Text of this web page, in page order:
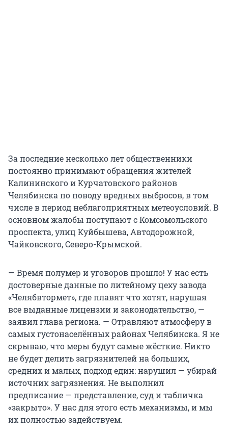
За последние несколько лет общественники
постоянно принимают обращения жителей
Калининского и Курчатовского районов
Челябинска по поводу вредных выбросов, в том
числе в период неблагоприятных метеоусловий. В
основном жалобы поступают с Комсомольского
проспекта, улиц Куйбышева, Автодорожной,
Чайковского, Северо-Крымской.
— Время полумер и уговоров прошло! У нас есть
достоверные данные по литейному цеху завода
«Челябвтормет», где плавят что хотят, нарушая
все выданные лицензии и законодательство, —
заявил глава региона. — Отравляют атмосферу в
самых густонаселённых районах Челябинска. Я не
скрываю, что меры будут самые жёсткие. Никто
не будет делить загрязнителей на больших,
средних и малых, подход един: нарушил — убирай
источник загрязнения. Не выполнил
предписание — представление, суд и табличка
«закрыто». У нас для этого есть механизмы, и мы
их полностью задействуем.